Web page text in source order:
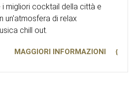
migliori cocktail della città e
un'atmosfera di relax
chill out.
MAGGIORI INFORMAZIONI